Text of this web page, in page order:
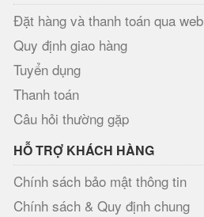
Đặt hàng và thanh toán qua web
Quy định giao hàng
Tuyển dụng
Thanh toán
Câu hỏi thường gặp
HỖ TRỢ KHÁCH HÀNG
Chính sách bảo mật thông tin
Chính sách & Quy định chung